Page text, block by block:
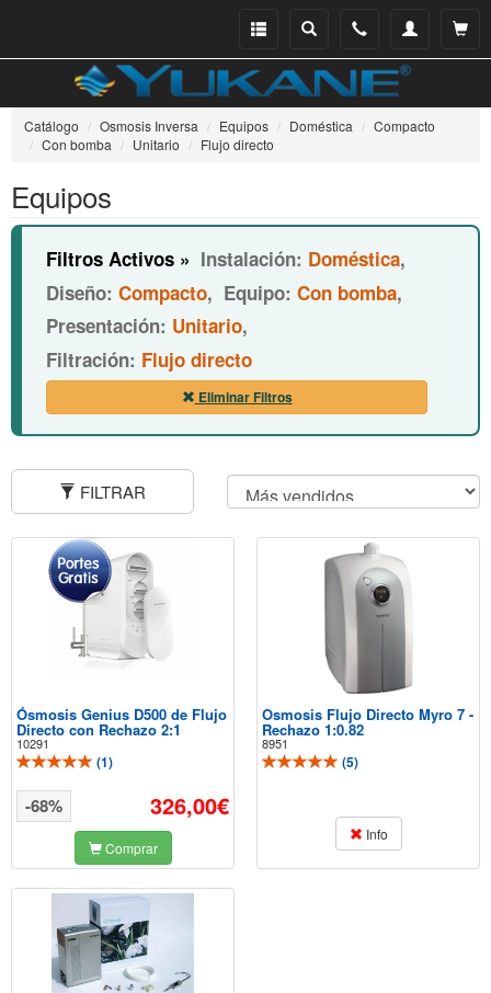
Ver
Mi
Teléfono
Buscar
Menu
Catálogo Osmosis Inversa Equipos Doméstica
Compacto
Con bomba
Unitario Flujo directo
Equipos
Filtros Activos » Instalación: Doméstica,
Diseño: Compacto, Equipo: Con bomba,
Presentación: Unitario,
Filtración: Flujo directo
Eliminar Filtros
FILTRAR
Ósmosis Genius D500 de Flujo
Directo con Rechazo 2:1
10291
(1)
326,00€
-68%
Comprar
Osmosis Flujo Directo Myro 7 -
Rechazo 1:0.82
8951
(5)
Info